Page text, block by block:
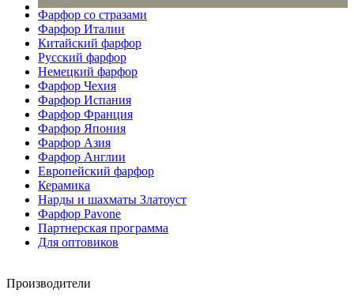
Фарфор со стразами
Фарфор Италии
Китайский фарфор
Русский фарфор
Немецкий фарфор
Фарфор Чехия
Фарфор Испания
Фарфор Франция
Фарфор Япония
Фарфор Азия
Фарфор Англии
Европейский фарфор
Керамика
Нарды и шахматы Златоуст
Фарфор Pavone
Партнерская программа
Для оптовиков
Производители